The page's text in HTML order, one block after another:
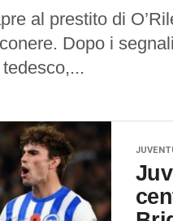
al prestito di
Dopo i